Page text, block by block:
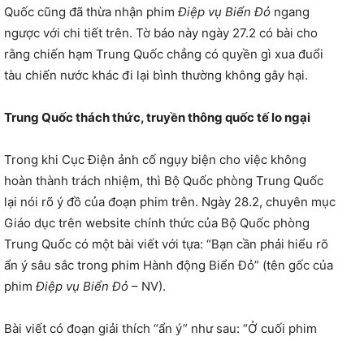
Quốc cũng đã thừa nhận phim Điệp vụ Biển Đỏ ngang
ngược với chi tiết trên. Tờ báo này ngày 27.2 có bài cho
rằng chiến hạm Trung Quốc chẳng có quyền gì xua đuổi
tàu chiến nước khác đi lại bình thường không gây hại.
Trung Quốc thách thức, truyền thông quốc tế lo ngại
Trong khi Cục Điện ảnh cố ngụy biện cho việc không
hoàn thành trách nhiệm, thì Bộ Quốc phòng Trung Quốc
lại nói rõ ý đồ của đoạn phim trên. Ngày 28.2, chuyên mục
Giáo dục trên website chính thức của Bộ Quốc phòng
Trung Quốc có một bài viết với tựa: “Bạn cần phải hiểu rõ
ẩn ý sâu sắc trong phim Hành động Biển Đỏ” (tên gốc của
phim Điệp vụ Biển Đỏ – NV).
Bài viết có đoạn giải thích “ẩn ý” như sau: “Ở cuối phim